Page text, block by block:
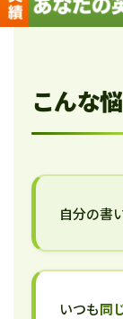
こんな
自分の書
いつも同